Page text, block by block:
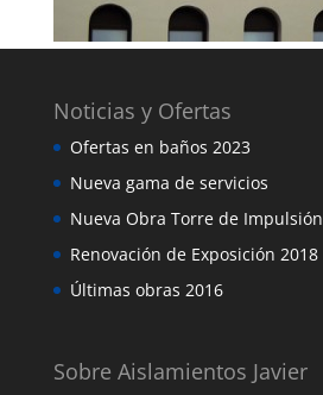
Noticias y Ofertas
Ofertas en baños 2023
Nueva gama de servicios
Nueva Obra Torre de Impulsión
Renovación de Exposición 2018
Últimas obras 2016
Sobre Aislamientos Javier